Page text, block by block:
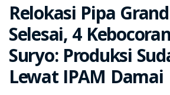
Relokasi Pipa
Selesai, 4
Suryo: Produksi
Lewat IPAM Damai